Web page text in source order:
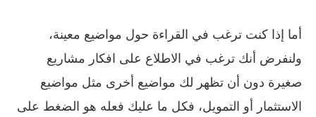
أما إذا كنت ترغب في القراءة حول مواضيع معينة،
ولنفرض أنك ترغب في الاطلاع على افكار مشاريع
صغيرة دون أن تظهر لك مواضيع أخرى مثل مواضيع
الاستثمار أو التمويل، فكل ما عليك فعله هو الضغط على